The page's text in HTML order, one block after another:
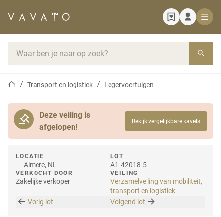
StartpaginaTransport en logistiek Legervoertuigen
Deze veiling is
afgelopen!
Bekijk vergelijkbare kavels
LOCATIE
Almere, NL
VERKOCHT DOOR
Zakelijke verkoper
LOT
A1-42018-5
VEILING
Verzamelveiling van mobiliteit,
transport en logistiek
Vorig lot
Volgend lot